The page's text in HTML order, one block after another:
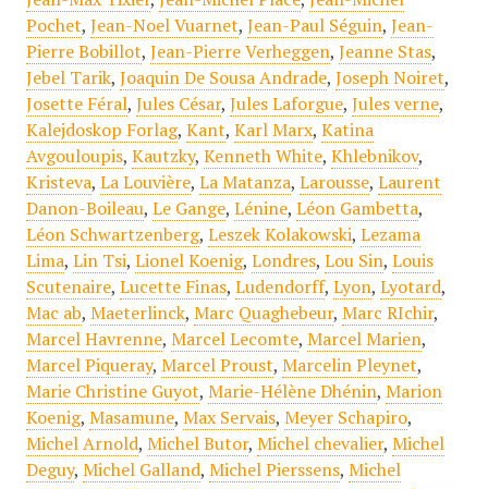
Pochet, Jean-Noel Vuarnet, Jean-Paul Séguin, Jean-
Pierre Bobillot, Jean-Pierre Verheggen, Jeanne Stas,
Jebel Tarik, Joaquin De Sousa Andrade, Joseph Noiret,
Josette Féral, Jules César, Jules Laforgue, Jules verne,
Kalejdoskop Forlag, Kant, Karl Marx, Katina
Avgouloupis, Kautzky, Kenneth White, Khlebnikov,
Kristeva, La Louvière, La Matanza, Larousse, Laurent
Danon-Boileau, Le Gange, Lénine, Léon Gambetta,
Léon Schwartzenberg, Leszek Kolakowski, Lezama
Lima, Lin Tsi, Lionel Koenig, Londres, Lou Sin, Louis
Scutenaire, Lucette Finas, Ludendorff, Lyon, Lyotard,
Mac ab, Maeterlinck, Marc Quaghebeur, Marc RIchir,
Marcel Havrenne, Marcel Lecomte, Marcel Marien,
Marcel Piqueray, Marcel Proust, Marcelin Pleynet,
Marie Christine Guyot, Marie-Hélène Dhénin, Marion
Koenig, Masamune, Max Servais, Meyer Schapiro,
Michel Arnold, Michel Butor, Michel chevalier, Michel
Deguy, Michel Galland, Michel Pierssens, Michel